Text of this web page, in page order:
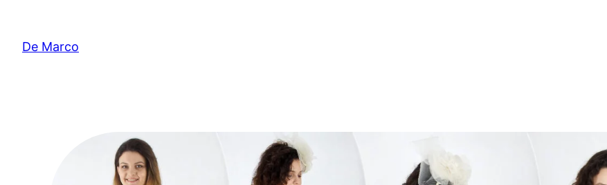
De Marco